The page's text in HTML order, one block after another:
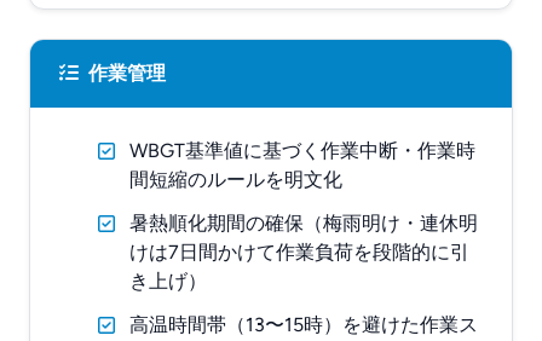
作業管理
WBGT基準値に基づく作業中断・作業時
間短縮のルールを明文化
暑熱順化期間の確保（梅雨明け・連休明
けは7日間かけて作業負荷を段階的に引
き上げ）
高温時間帯（13〜15時）を避けた作業ス